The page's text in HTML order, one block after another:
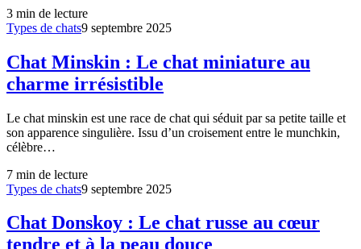
3 min de lecture
Types de chats9 septembre 2025
Chat Minskin : Le chat miniature au
charme irrésistible
Le chat minskin est une race de chat qui séduit par sa petite taille et
son apparence singulière. Issu d’un croisement entre le munchkin,
célèbre…
7 min de lecture
Types de chats9 septembre 2025
Chat Donskoy : Le chat russe au cœur
tendre et à la peau douce